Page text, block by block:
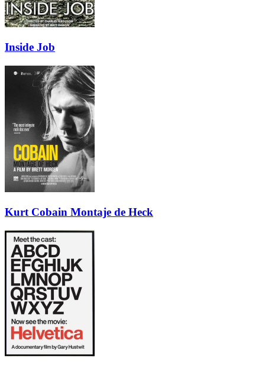
Inside Job
Kurt Cobain Montaje de Heck